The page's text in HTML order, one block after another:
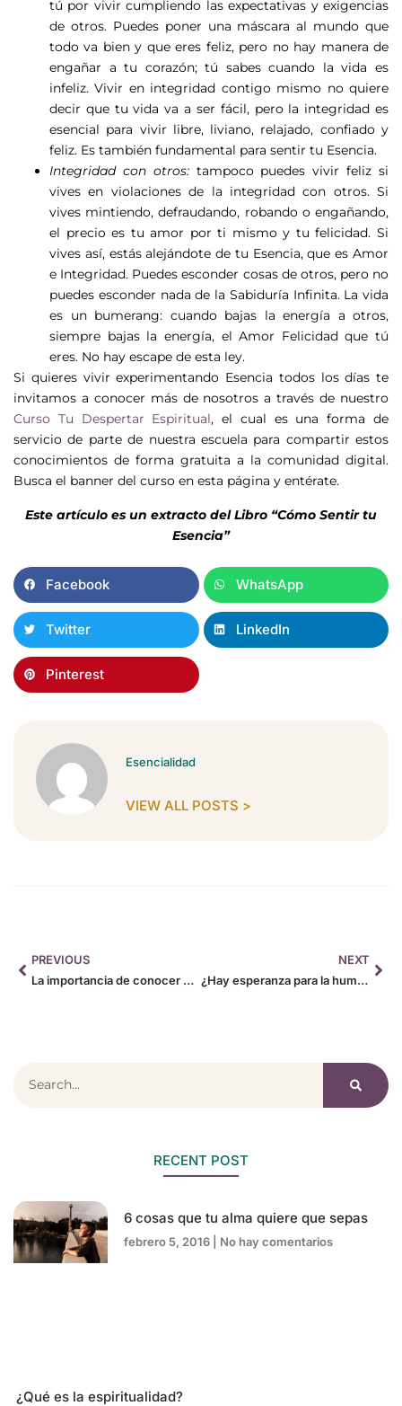
tú por vivir cumpliendo las expectativas y exigencias
de otros. Puedes poner una máscara al mundo que
todo va bien y que eres feliz, pero no hay manera de
engañar a tu corazón; tú sabes cuando la vida es
infeliz. Vivir en integridad contigo mismo no quiere
decir que tu vida va a ser fácil, pero la integridad es
esencial para vivir libre, liviano, relajado, confiado y
feliz. Es también fundamental para sentir tu Esencia.
Integridad con otros:tampoco puedes vivir feliz si
vives en violaciones de la integridad con otros. Si
vives mintiendo, defraudando, robando o engañando,
el precio es tu amor por ti mismo y tu felicidad. Si
vives así, estás alejándote de tu Esencia, que es Amor
e Integridad. Puedes esconder cosas de otros, pero no
puedes esconder nada de la Sabiduría Infinita. La vida
es un bumerang: cuando bajas la energía a otros,
siempre bajas la energía, el Amor Felicidad que tú
eres. No hay escape de esta ley.
Si quieres vivir experimentando Esencia todos los días te
invitamos a conocer más de nosotros a través de nuestro
Curso Tu Despertar Espiritual, el cual es una forma de
servicio de parte de nuestra escuela para compartir estos
conocimientos de forma gratuita a la comunidad digital.
Busca el banner del curso en esta página y entérate.
Este artículo es un extracto del Libro “Cómo Sentir tu
Esencia”
Facebook WhatsApp
Twitter LinkedIn
Pinterest
Esencialidad
VIEW ALL POSTS >
PREVIOUS
La importancia de conocer esencialidad en tu vida y en el mundo
NEXT
¿Hay esperanza para la humanidad?
RECENT POST
6 cosas que tu alma quiere que sepas
febrero 5, 2016 No hay comentarios
¿Qué es la espiritualidad?